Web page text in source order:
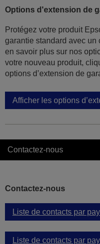
Options d'extension de
Protégez votre produit
garantie standard avec
en savoir plus sur nos
votre nouveau produit,
options d’extension de
Afficher les options
Contactez-nous
Contactez-nous
Liste de contacts par
Liste de contacts par